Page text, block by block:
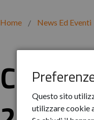
Questo sito
utilizzare cookie
Home News Ed Eventi